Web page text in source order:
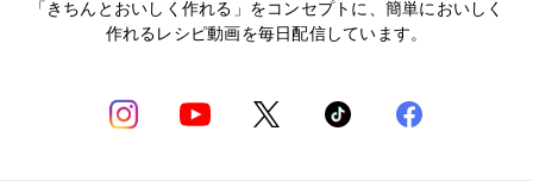
「きちんとおいしく作れる」をコンセプトに、簡単においしく
作れるレシピ動画を毎日配信しています。